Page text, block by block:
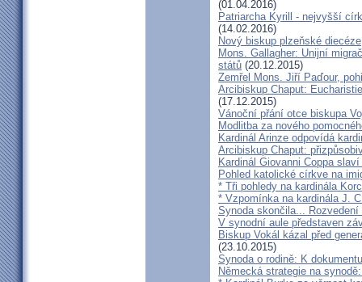
(01.04.2016)
Patriarcha Kyrill - nejvyšší
(14.02.2016)
Nový biskup plzeňské diecéze
Mons. Gallagher: Unijní
států (20.12.2015)
Zemřel Mons. Jiří Paďour,
Arcibiskup Chaput:
(17.12.2015)
Vánoční přání otce biskupa
Modlitba za nového
Kardinál Arinze odpovídá
Arcibiskup Chaput:
Kardinál Giovanni Coppa
Pohled katolické církve na
* Tři pohledy na kardinála
* Vzpomínka na kardinála J.
Synoda skončila...
V synodní aule představen
Biskup Vokál kázal před
(23.10.2015)
Synoda o rodině: K
Německá strategie na